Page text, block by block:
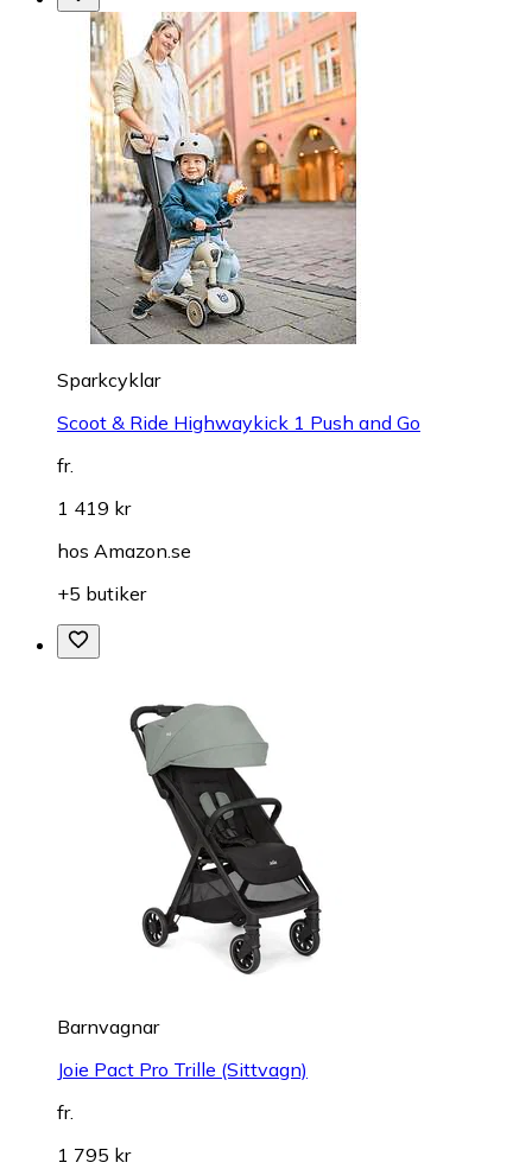
Sparkcyklar
Scoot & Ride Highwaykick 1 Push and Go
fr.
1 419 kr
hos Amazon.se
+5 butiker
Barnvagnar
Joie Pact Pro Trille (Sittvagn)
fr.
1 795 kr